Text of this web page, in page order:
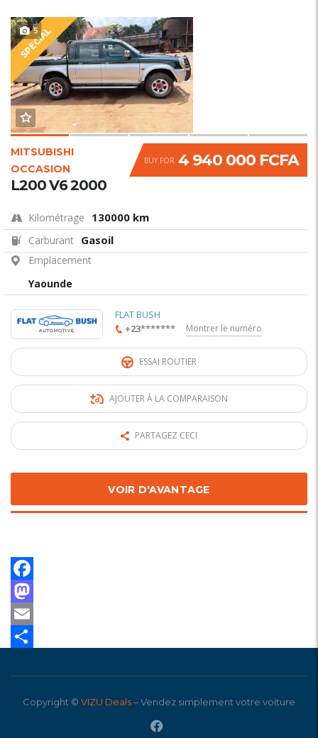
5
SPECIAL
BUY FOR 4 940 000 FCFA
MITSUBISHI
OCCASION
L200 V6 2000
Kilométrage 130000 km
Carburant Gasoil
Emplacement
Yaounde
FLAT BUSH
+23*******
Montrer le numéro
ESSAI ROUTIER
AJOUTER À LA COMPARAISON
PARTAGEZ CECI
VOIR D'AVANTAGE
Facebook
Mastodon
Email
Copyright © VIZU Deals– Vendez simplement votre voiture